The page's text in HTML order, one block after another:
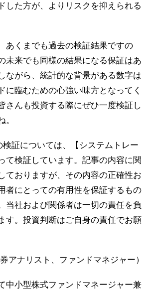
した方が、よりリスクを抑えられる
あくまでも過去の検証結果ですの
未来でも同様の結果になる保証はあ
ながら、統計的な背景がある数字は
に臨むための心強い味方となってく
さんも投資する際にぜひ一度検証し
証については、【システムトレー
て検証しています。記事の内容に関
ておりますが、その内容の正確性お
者にとっての有用性を保証するもの
当社および関係者は一切の責任を負
す。投資判断はご自身の責任でお願
アナリスト、ファンドマネジャー）
中小型株式ファンドマネージャー兼